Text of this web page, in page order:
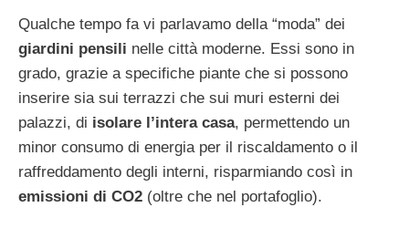
Qualche tempo fa vi parlavamo della “moda” dei
giardini pensili nelle città moderne. Essi sono in
grado, grazie a specifiche piante che si possono
inserire sia sui terrazzi che sui muri esterni dei
palazzi, di isolare l’intera casa, permettendo un
minor consumo di energia per il riscaldamento o il
raffreddamento degli interni, risparmiando così in
emissioni di CO2 (oltre che nel portafoglio).